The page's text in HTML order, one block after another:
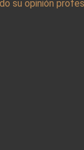
su opinión